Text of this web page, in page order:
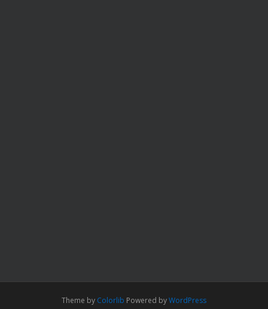
Theme by Colorlib Powered byWordPress